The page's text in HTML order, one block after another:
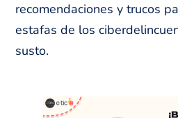
recomendaciones y trucos
estafas de los
susto.